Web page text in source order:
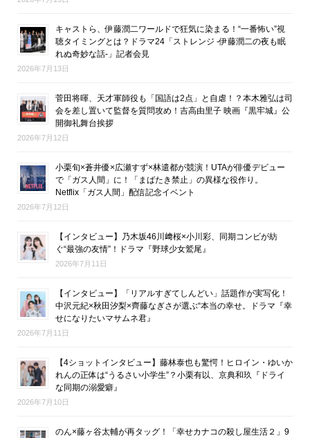
キャストら、伊藤潤二ワールドで狂気に染まる！“一番怖い”視
聴タイミングとは？ドラマ24「ストレンジ -伊藤潤二の夜も眠
れぬ奇妙な話-」記者会見
2026年7月13日
菅田将暉、天才軍師役も「国語は2点」と自虐！？本木雅弘は司
会を差し置いて監督を質問攻め！吉高由里子 映画『黒牢城』公
開御礼舞台挨拶
2026年7月12日
小栗旬×蒼井優×広瀬すず×林遣都が競演！UTAが俳優デビュー
で「ガス人間」に！「まばたき禁止」の異様な役作り。
Netflix「ガス人間」配信記念イベント
2026年7月12日
【インタビュー】乃木坂46川﨑桜×小川彩、同期コンビが紡
ぐ“最強の友情”！ドラマ『野球少女鷲尾』
2026年7月11日
【インタビュー】「リアルすぎてしんどい」話題作が実写化！
中沢元紀×秋田汐梨×齊藤なぎさが選ぶ“本当の幸せ。ドラマ『幸
せになりたいマサムネ君』
2026年7月11日
【4ショットインタビュー】藤林泰也も驚愕！ヒロイン・ゆいか
れんの正体は“うるさい小学生”？小栗有以、京典和玖『ドライ
な同期の溺愛癖』
2026年7月10日
のん×藤ヶ谷太輔が再タッグ！「幸せカナコの殺し屋生活２」9